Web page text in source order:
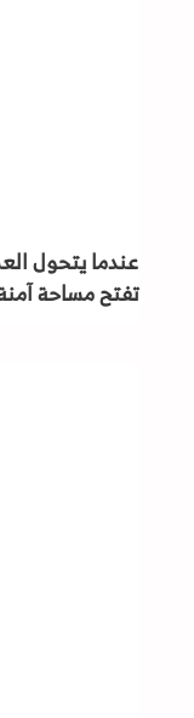
عندما يتحول
تفتح مساحة